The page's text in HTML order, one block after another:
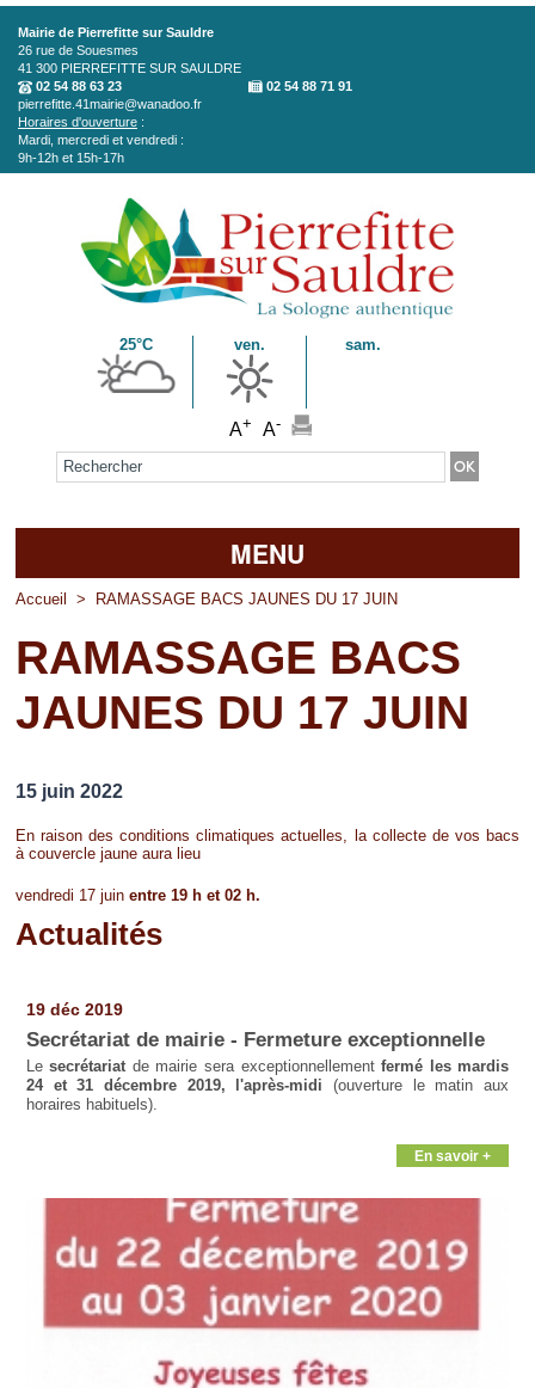
Aller au contenu principal
Mairie de Pierrefitte sur Sauldre
26 rue de Souesmes
41 300 PIERREFITTE SUR SAULDRE
02 54 88 63 23
02 54 88 71 91
pierrefitte.41mairie@wanadoo.fr
Horaires d'ouverture :
Mardi, mercredi et vendredi :
9h-12h et 15h-17h
25°C ven. sam.
A+ A-
Formulaire de recherche
MENU
Accueil
La mairie
Découvrir Pierrefitte
Vos professionnels
Loisirs
Accueil > RAMASSAGE BACS JAUNES DU 17 JUIN
RAMASSAGE BACS
JAUNES DU 17 JUIN
15 juin 2022
En raison des conditions climatiques actuelles, la collecte de vos bacs
à couvercle jaune aura lieu
vendredi 17 juinentre 19 h et 02 h.
Actualités
19 déc 2019
Secrétariat de mairie - Fermeture exceptionnelle
Lesecrétariat de mairie sera exceptionnellementfermé les mardis
24 et 31 décembre 2019, l'après-midi (ouverture le matin aux
horaires habituels).
En savoir +
Pages